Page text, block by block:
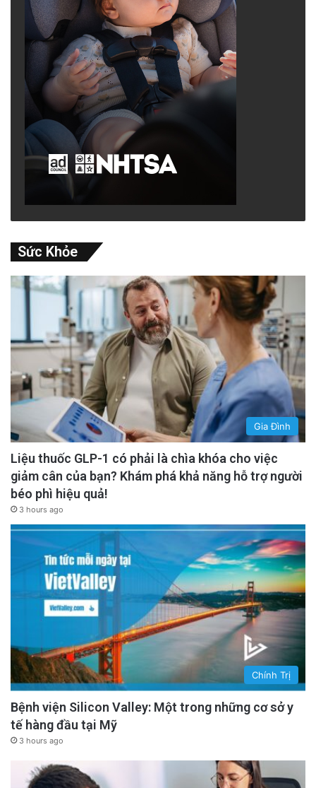
Sức Khỏe
Gia Đình
Liệu thuốc GLP-1 có phải là chìa khóa cho việc
giảm cân của bạn? Khám phá khả năng hỗ trợ người
béo phì hiệu quả!
3 hours ago
Chính Trị
Bệnh viện Silicon Valley: Một trong những cơ sở y
tế hàng đầu tại Mỹ
3 hours ago